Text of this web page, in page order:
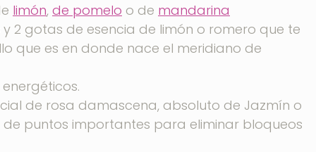
limón, de pomelo o de mandarina
2 gotas de esencia de limón o romero que te
que es en donde nace el meridiano de
de rosa damascena, absoluto de Jazmín o
puntos importantes para eliminar bloqueos